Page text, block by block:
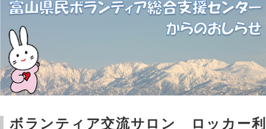
ボランティア交流サロン ロッカー利